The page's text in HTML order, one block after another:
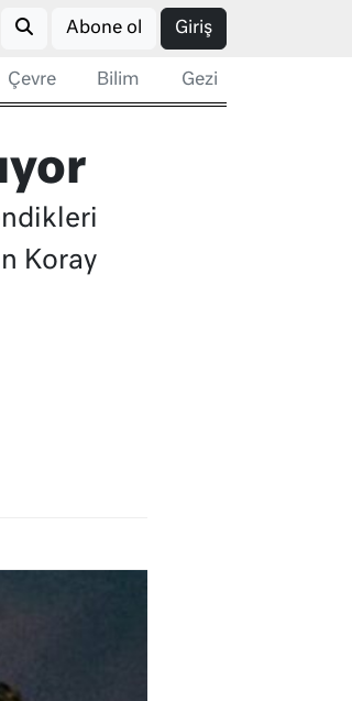
Abone ol Giriş
Çevre Bilim Gezi
Koray